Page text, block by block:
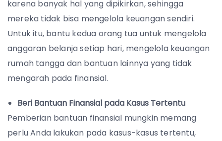
karena banyak hal yang dipikirkan, sehingga
mereka tidak bisa mengelola keuangan sendiri.
Untuk itu, bantu kedua orang tua untuk mengelola
anggaran belanja setiap hari, mengelola keuangan
rumah tangga dan bantuan lainnya yang tidak
mengarah pada finansial.
Beri Bantuan Finansial pada Kasus Tertentu
Pemberian bantuan finansial mungkin memang
perlu Anda lakukan pada kasus-kasus tertentu,